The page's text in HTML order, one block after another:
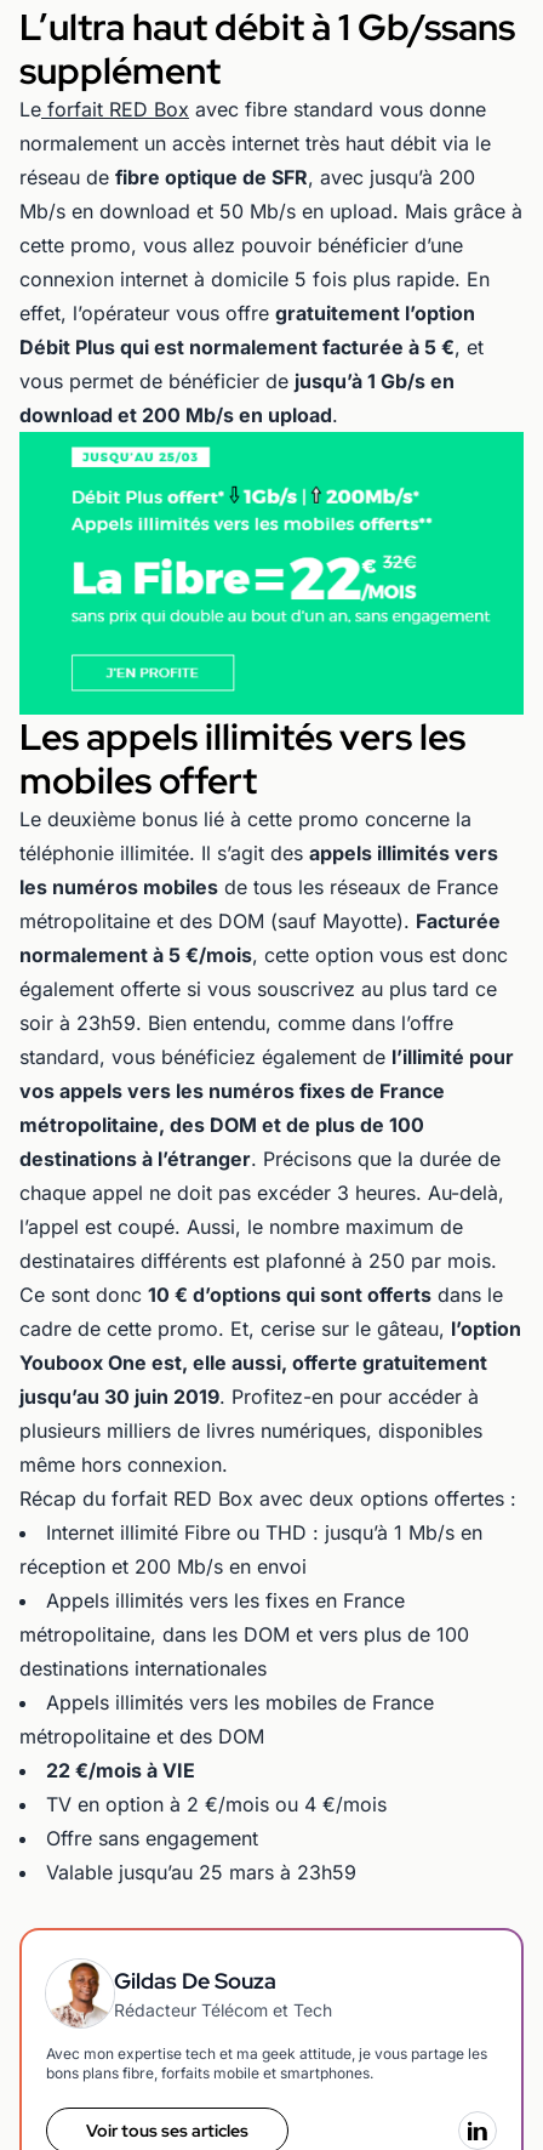
L’ultra haut débit à 1 Gb/ssans
supplément
Le forfait RED Box avec fibre standard vous donne
normalement un accès internet très haut débit via le
réseau de fibre optique de SFR, avec jusqu’à 200
Mb/s en download et 50 Mb/s en upload. Mais grâce à
cette promo, vous allez pouvoir bénéficier d’une
connexion internet à domicile 5 fois plus rapide. En
effet, l’opérateur vous offre gratuitement l’option
Débit Plus qui est normalement facturée à 5 €, et
vous permet de bénéficier de jusqu’à 1 Gb/s en
download et 200 Mb/s en upload.
Les appels illimités vers les
mobiles offert
Le deuxième bonus lié à cette promo concerne la
téléphonie illimitée. Il s’agit des appels illimités vers
les numéros mobiles de tous les réseaux de France
métropolitaine et des DOM (sauf Mayotte). Facturée
normalement à 5 €/mois, cette option vous est donc
également offerte si vous souscrivez au plus tard ce
soir à 23h59. Bien entendu, comme dans l’offre
standard, vous bénéficiez également de l’illimité pour
vos appels vers les numéros fixes de France
métropolitaine, des DOM et de plus de 100
destinations à l’étranger. Précisons que la durée de
chaque appel ne doit pas excéder 3 heures. Au-delà,
l’appel est coupé. Aussi, le nombre maximum de
destinataires différents est plafonné à 250 par mois.
Ce sont donc 10 € d’options qui sont offerts dans le
cadre de cette promo. Et, cerise sur le gâteau, l’option
Youboox One est, elle aussi, offerte gratuitement
jusqu’au 30 juin 2019. Profitez-en pour accéder à
plusieurs milliers de livres numériques, disponibles
même hors connexion.
Récap du forfait RED Box avec deux options offertes :
Internet illimité Fibre ou THD : jusqu’à 1 Mb/s en
réception et 200 Mb/s en envoi
Appels illimités vers les fixes en France
métropolitaine, dans les DOM et vers plus de 100
destinations internationales
Appels illimités vers les mobiles de France
métropolitaine et des DOM
22 €/mois à VIE
TV en option à 2 €/mois ou 4 €/mois
Offre sans engagement
Valable jusqu’au 25 mars à 23h59
Gildas De Souza
Rédacteur Télécom et Tech
Avec mon expertise tech et ma geek attitude, je vous partage les
bons plans fibre, forfaits mobile et smartphones.
Voir tous ses articles